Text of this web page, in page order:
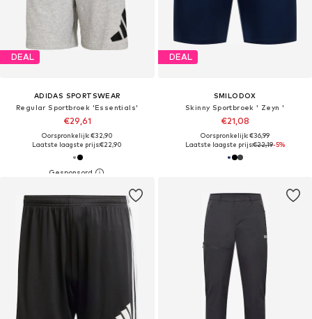
DEAL
ADIDAS SPORTSWEAR
Regular Sportbroek 'Essentials'
€29,61
Oorspronkelijk: €32,90
Laatste laagste prijs:€22,90
DEAL
SMILODOX
Skinny Sportbroek ' Zeyn '
€21,08
Oorspronkelijk: €36,99
Laatste laagste prijs:€22,19-5%